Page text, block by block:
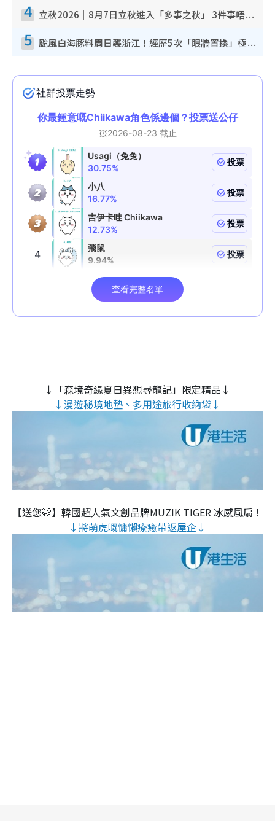
4 立秋2026｜8月7日立秋進入「多事之秋」 3件事唔做得！專家教6招開運 清枱頭／銀包納氣接好運
5 颱風白海豚料周日襲浙江！經歷5次「眼牆置換」極罕見 成登陸內地最長途颱風
↓「森境奇緣夏日異想尋龍記」限定精品↓
↓漫遊秘境地墊、多用途旅行收納袋↓
【送您🐯】韓國超人氣文創品牌MUZIK TIGER 冰感風扇！
↓將萌虎嘅慵懶療癒帶返屋企↓